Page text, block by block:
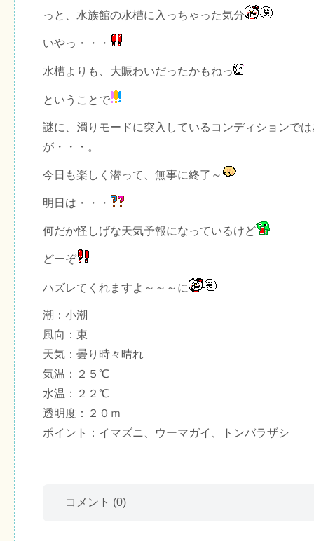
っと、水族館の水槽に入っちゃった気分
いやっ・・・
水槽よりも、大賑わいだったかもねっ
ということで
謎に、濁りモードに突入しているコンディションで
が・・・。
今日も楽しく潜って、無事に終了～
明日は・・・
何だか怪しげな天気予報になっているけど
どーぞ
ハズレてくれますよ～～～に
潮：小潮
風向：東
天気：曇り時々晴れ
気温：２５℃
水温：２２℃
透明度：２０ｍ
ポイント：イマズニ、ウーマガイ、トンバラザシ
コメント (0)